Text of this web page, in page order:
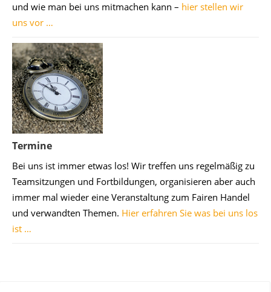
und wie man bei uns mitmachen kann – hier stellen wir
uns vor …
Termine
Bei uns ist immer etwas los! Wir treffen uns regelmäßig zu
Teamsitzungen und Fortbildungen, organisieren aber auch
immer mal wieder eine Veranstaltung zum Fairen Handel
und verwandten Themen. Hier erfahren Sie was bei uns los
ist …